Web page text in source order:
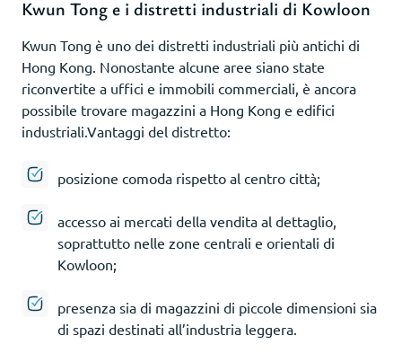
Kwun Tong e i distretti industriali di Kowloon
Kwun Tong è uno dei distretti industriali più antichi di
Hong Kong. Nonostante alcune aree siano state
riconvertite a uffici e immobili commerciali, è ancora
possibile trovare magazzini a Hong Kong e edifici
industriali.Vantaggi del distretto:
posizione comoda rispetto al centro città;
accesso ai mercati della vendita al dettaglio,
soprattutto nelle zone centrali e orientali di
Kowloon;
presenza sia di magazzini di piccole dimensioni sia
di spazi destinati all’industria leggera.